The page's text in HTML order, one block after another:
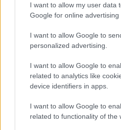
I want to allow my user data
Google for online advertising
I want to allow Google to
personalized advertising.
I want to allow Google to
related to analytics like
device identifiers in apps.
I want to allow Google to
related to functionality of the
CEJAS Y PESTAÑAS,ESTÉTICA
INDIVIDUAL CLARO
PERMALASH ANDREA
0out of 5
6,65€
AÑADIR AL CARRITO